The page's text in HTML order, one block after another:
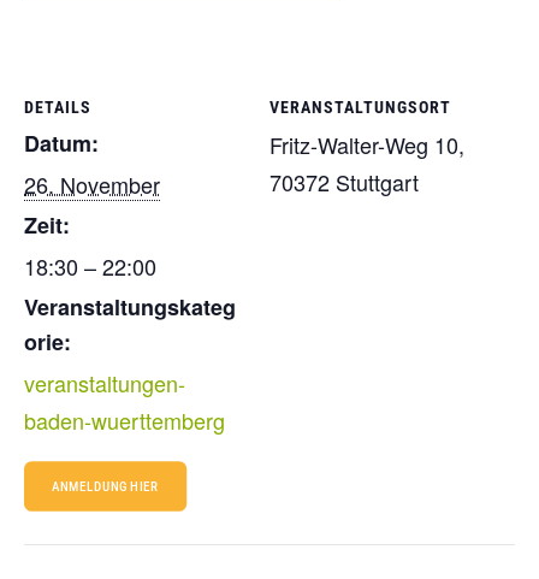
DETAILS
Datum:
26. November
Zeit:
18:30 – 22:00
Veranstaltungskateg
orie:
veranstaltungen-
baden-wuerttemberg
VERANSTALTUNGSORT
Fritz-Walter-Weg 10,
70372 Stuttgart
ANMELDUNG HIER